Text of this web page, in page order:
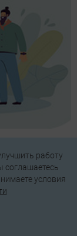
работу
соглашаетесь
условия